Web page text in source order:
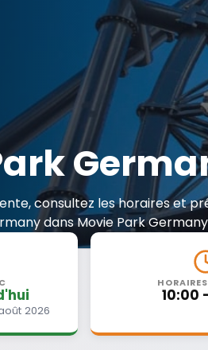
consultez les horaires et
dans Movie Park
2026
10:00